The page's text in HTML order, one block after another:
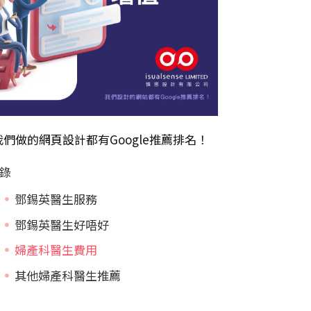
們做的網頁設計都有Google推薦排名！
鄧錫英醫生服務
鄧錫英醫生好唔好
婦產科醫生費用
其他婦產科醫生推薦